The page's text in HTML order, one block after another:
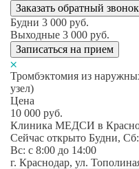
Заказать обратный звонок
Будни 3 000 руб.
Выходные 3 000 руб.
Записаться на прием
Тромбэктомия из
узел)
Цена
10 000 руб.
Клиника МЕДСИ в
Сейчас открыто Будни,
Вс: c 8:00 до 14:00
г. Краснодар, ул.